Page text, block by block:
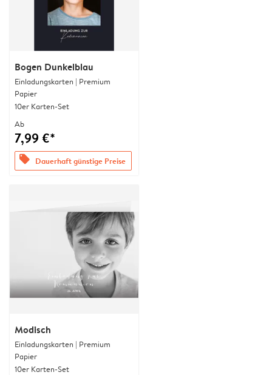
Bogen Dunkelblau
Einladungskarten | Premium
Papier
10er Karten-Set
Ab
7,99 €*
offers Dauerhaft günstige Preise
Modisch
Einladungskarten | Premium
Papier
10er Karten-Set